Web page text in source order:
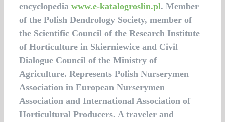
encyclopedia www.e-katalogroslin.pl. Member
of the Polish Dendrology Society, member of
the Scientific Council of the Research Institute
of Horticulture in Skierniewice and Civil
Dialogue Council of the Ministry of
Agriculture. Represents Polish Nurserymen
Association in European Nurserymen
Association and International Association of
Horticultural Producers. A traveler and